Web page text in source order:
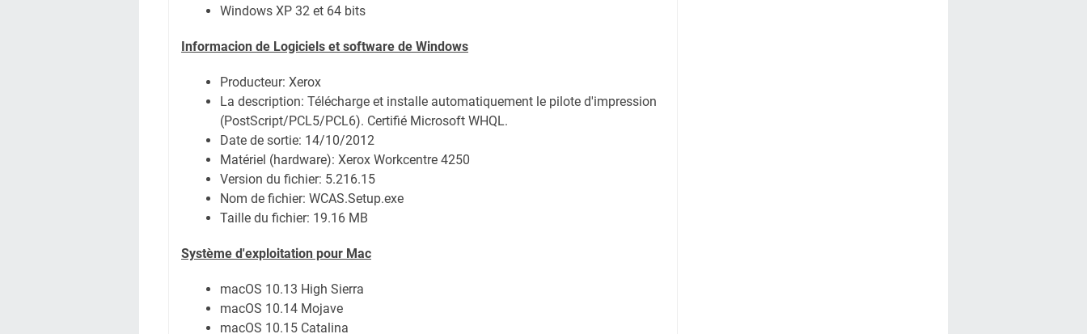
Windows XP 32 et 64 bits
Informacion de Logiciels et software de Windows
Producteur: Xerox
La description: Télécharge et installe automatiquement le pilote d'impression
(PostScript/PCL5/PCL6). Certifié Microsoft WHQL.
Date de sortie: 14/10/2012
Matériel (hardware): Xerox Workcentre 4250
Version du fichier: 5.216.15
Nom de fichier: WCAS.Setup.exe
Taille du fichier: 19.16 MB
Système d'exploitation pour Mac
macOS 10.13 High Sierra
macOS 10.14 Mojave
macOS 10.15 Catalina